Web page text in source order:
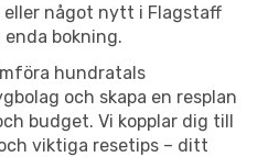
eller något nytt i Flagstaff
bokning.
hundratals
och skapa en resplan
budget. Vi kopplar dig till
viktiga resetips – ditt